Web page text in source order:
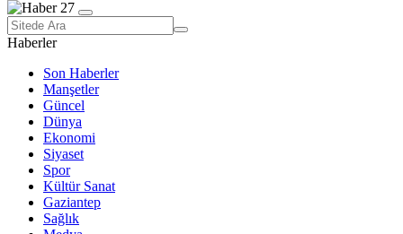
Haberler
Son Haberler
Manşetler
Güncel
Dünya
Ekonomi
Siyaset
Spor
Kültür Sanat
Gaziantep
Sağlık